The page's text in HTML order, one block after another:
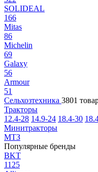
SOLIDEAL
166
Mitas
86
Michelin
69
Galaxy
56
Armour
51
Сельхозтехника 3801
Тракторы
12.4-28 14.9-24 18.4-30
Минитракторы
МТЗ
Популярные бренды
BKT
1125